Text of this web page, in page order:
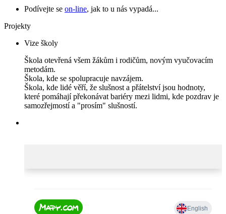
Podívejte se on-line, jak to u nás vypadá...
Projekty
Vize školy
Škola otevřená všem žákům i rodičům, novým vyučovacím
metodám.
Škola, kde se spolupracuje navzájem.
Škola, kde lidé věří, že slušnost a přátelství jsou hodnoty,
které pomáhají překonávat bariéry mezi lidmi, kde pozdrav je
samozřejmostí a "prosím" slušností.